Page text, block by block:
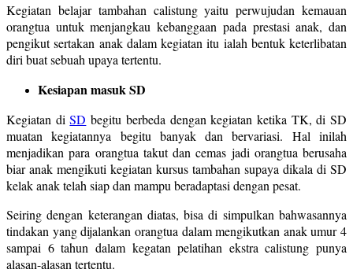
Kegiatan belajar tambahan calistung yaitu perwujudan kemauan
orangtua untuk menjangkau kebanggaan pada prestasi anak, dan
pengikut sertakan anak dalam kegiatan itu ialah bentuk keterlibatan
diri buat sebuah upaya tertentu.
Kesiapan masuk SD
Kegiatan diSD begitu berbeda dengan kegiatan ketika TK, di SD
muatan kegiatannya begitu banyak dan bervariasi. Hal inilah
menjadikan para orangtua takut dan cemas jadi orangtua berusaha
biar anak mengikuti kegiatan kursus tambahan supaya dikala di SD
kelak anak telah siap dan mampu beradaptasi dengan pesat.
Seiring dengan keterangan diatas, bisa di simpulkan bahwasannya
tindakan yang dijalankan orangtua dalam mengikutkan anak umur 4
sampai 6 tahun dalam kegatan pelatihan ekstra calistung punya
alasan-alasan tertentu.